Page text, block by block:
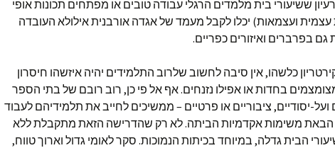
ששיעורי בית מלמדים הרגלי עבודה טובים או מפתחים תכונות אופי
ועצמאות) יכלו לקבל מעמד של אגדה אורבנית אילולא העובדה
בפרברים ואיזורים כפריים.
כלשהו, אין סיבה לחשוב שלרוב התלמידים יהיה איזשהו חיסרון
בחדות או אפילו נזנחים. אף אל פי כן, רוב רובם של בתי הספר
ועל-יסודיים, ציבוריים או פרטיים – ממשיכים לחייב את תלמידיהם לעבוד
הבאת משימות אקדמיות הביתה. לא רק שהדרישה הזאת מתקבלת ללא
הבית גדלה, במיוחד בכיתות הנמוכות. סקר לאומי גדול וארוך טווח,